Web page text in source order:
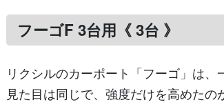
フーゴF 3台用《 3台 》
リクシルのカーポート「フーゴ」は、
見た目は同じで、強度だけを高めたの